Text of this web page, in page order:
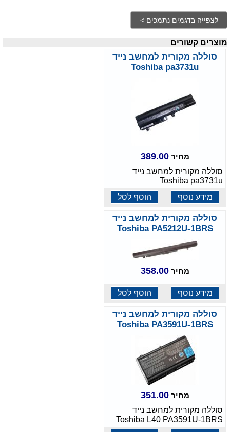
מוצרים קשורים
סוללה מקורית למחשב נייד
Toshiba pa3731u
מחיר389.00
סוללה מקורית למחשב נייד
Toshiba pa3731u
מידע נוסף
הוסף לסל
סוללה מקורית למחשב נייד
Toshiba PA5212U-1BRS
מחיר358.00
מידע נוסף הוסף לסל
סוללה מקורית למחשב נייד
Toshiba PA3591U-1BRS
מחיר351.00
סוללה מקורית למחשב נייד
Toshiba L40 PA3591U-1BRS